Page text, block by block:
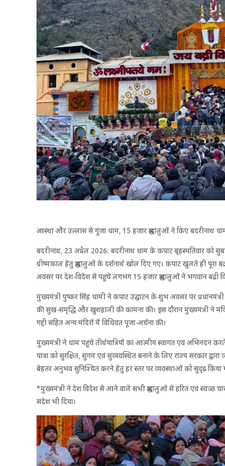
आस्था और उल्लास से गूंजा धाम, 15 हजार श्रद्धालुओं ने किए बदरीनाथ
बदरीनाथ, 23 अप्रैल 2026: बदरीनाथ धाम के कपाट बृहस्पतिवार को
ग्रीष्मकाल हेतु श्रद्धालुओं के दर्शनार्थ खोल दिए गए। कपाट खुलते ही पूरा
अवसर पर देश-विदेश से पहुंचे लगभग 15 हजार श्रद्धालुओं ने भगवान बद्री
मुख्यमंत्री पुष्कर सिंह धामी ने कपाट उद्घाटन के शुभ अवसर पर
की सुख-समृद्धि और खुशहाली की कामना की। इस दौरान मुख्यमंत्री ने
गद्दी सहित अन्य मंदिरों में विधिवत पूजा-अर्चना की।
मुख्यमंत्री ने धाम पहुंचे तीर्थयात्रियों का आत्मीय स्वागत एवं अभिनंदन
यात्रा को सुरक्षित, सुगम एवं सुव्यवस्थित बनाने के लिए राज्य सरकार
बेहतर अनुभव सुनिश्चित करने हेतु हर स्तर पर व्यवस्थाओं को सुदृढ़ किया
*मुख्यमंत्री ने देश विदेश से आने वाले सभी श्रद्धालुओं से हरित एवं स्वच्छ
संदेश भी दिया।